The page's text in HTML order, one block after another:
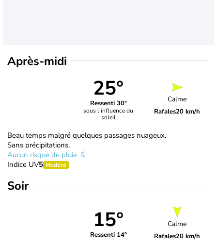
Après-midi
25°
Ressenti 30°
sous l’influence du
soleil
Calme
Rafales20 km/h
Beau temps malgré quelques passages nuageux.
Sans précipitations.
Aucun risque de pluie
Indice UV5 Modéré
Soir
15°
Ressenti 14°
Calme
Rafales20 km/h